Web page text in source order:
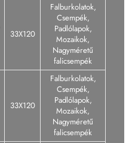
33X120
Falburkolatok,
Csempék,
Padlólapok,
Mozaikok,
Nagyméretű
falicsempék
33X120
Falburkolatok,
Csempék,
Padlólapok,
Mozaikok,
Nagyméretű
falicsempék